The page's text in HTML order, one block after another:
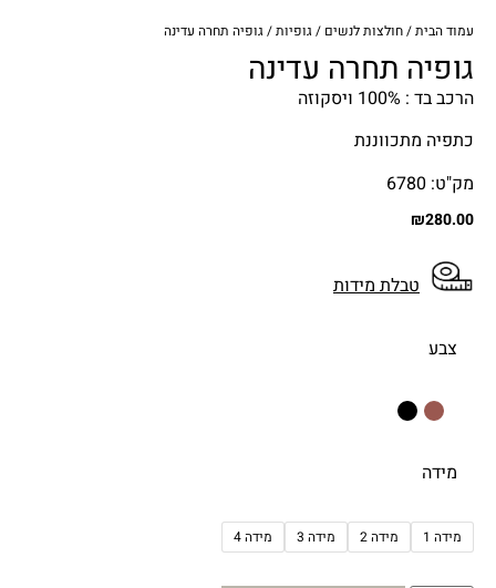
עמוד הבית/חולצות לנשים / גופיות/ גופיה תחרה עדינה
גופיה תחרה עדינה
הרכב בד : 100% ויסקוזה
כתפיה מתכווננת
מק"ט: 6780
₪280.00
טבלת מידות
צבע
מידה
מידה 1 מידה 2 מידה 3 מידה 4